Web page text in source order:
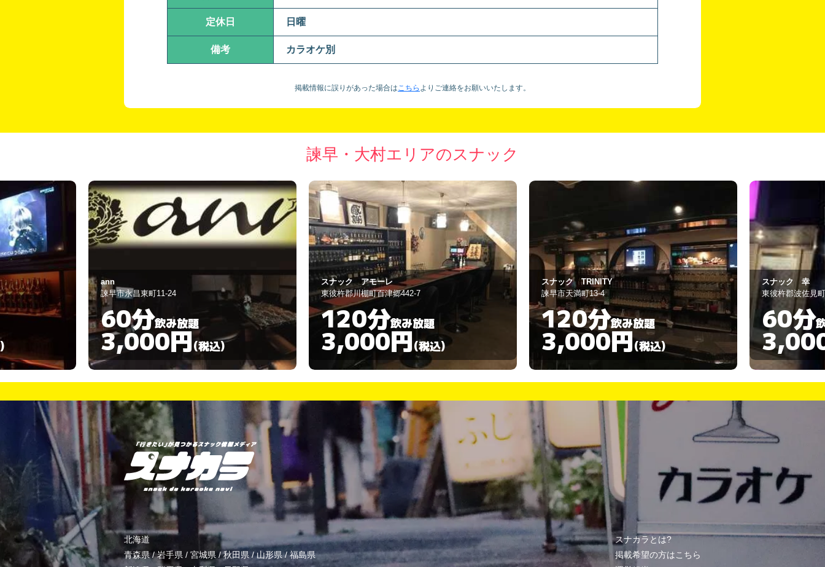
定休日 日曜
備考 カラオケ別
掲載情報に誤りがあった場合はこちら より ご連絡をお願いいたします。
諫早・大村エリアのスナック
スナック アモーレ
東彼杵郡川棚町百津郷442-7
120分飲み放題
3,000円(税込)
スナック TRINITY
諫早市天満町13-4
120分飲み放題
3,000円(税込)
スナック 幸
東彼杵郡波佐見町折敷瀬郷1777-2
60分飲み放題
3,000円(税込)
スナック 幸
東彼杵郡波佐見
60分
北海道
青森県/岩手県 / 宮城県 /秋田県 /山形県/福島県
スナカラとは?
掲載希望の方はこちら